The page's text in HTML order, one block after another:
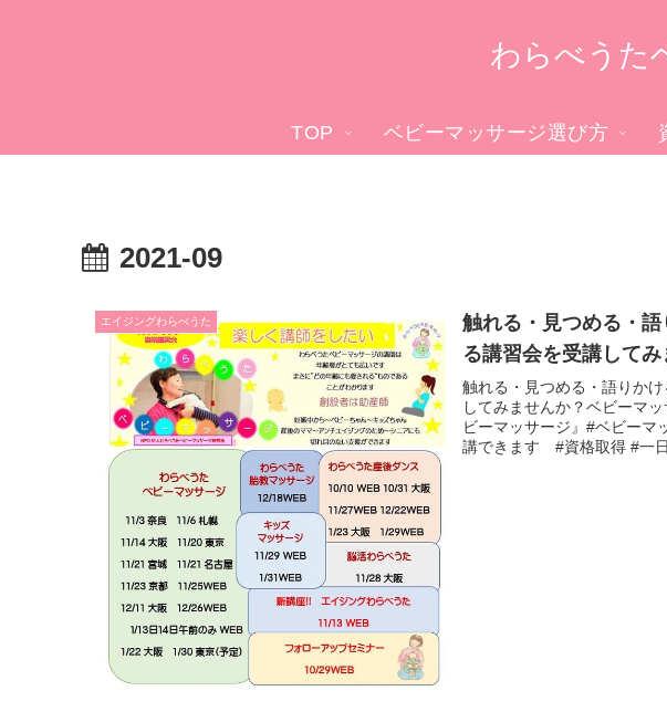
わらべうた
TOP ベビーマッサージ選び方
2021-09
エイジングわらべうた
触れる・見つめる・
る講習会を受講してみ
触れる・見つめる・語りか
してみませんか？ベビーマ
ビーマッサージ』#ベビー
講できます #資格取得 #一